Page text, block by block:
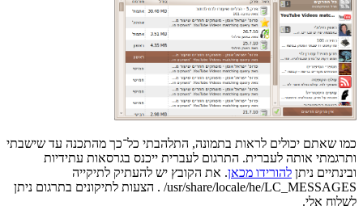
כמו שאתם יכולים לראות בתמונה, התלהבתי כל־כך מהתכנה עד שישבתי
ותרגמתי אותה לעברית. התרגום לעברית ייכנס בגרסאות עתידיות
ובינתיים ניתן להורידו מכאן
/usr/share/locale/he/LC_MESSAGES . הצעות לתיקונים בתרגום ניתן
לשלוח אלי.